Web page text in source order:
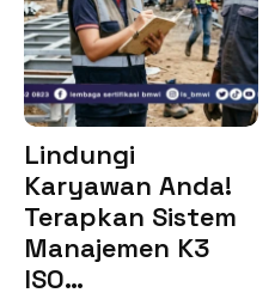
Lindungi
Karyawan Anda!
Terapkan Sistem
Manajemen K3
ISO…